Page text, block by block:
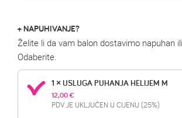
+ NAPUHIVANJE?
Želite li da vam balon dostavimo napuhan
Odaberite.
1 × USLUGA PUHANJA HELIJEM M
12,00 €
PDV JE UKLJUČEN U CIJENU (25%)